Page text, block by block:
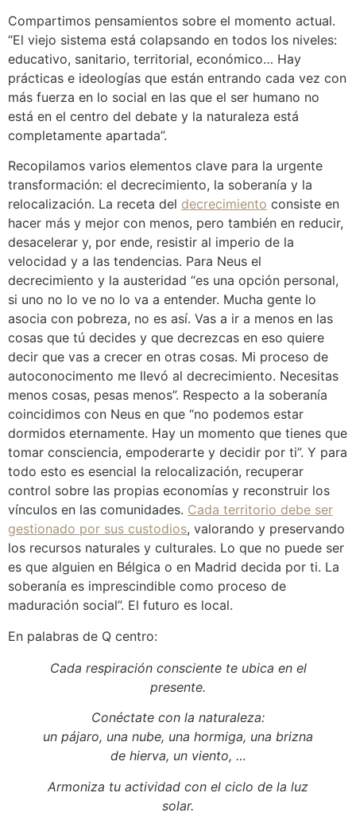
Compartimos pensamientos sobre el momento actual.
“El viejo sistema está colapsando en todos los niveles:
educativo, sanitario, territorial, económico… Hay
prácticas e ideologías que están entrando cada vez con
más fuerza en lo social en las que el ser humano no
está en el centro del debate y la naturaleza está
completamente apartada”.
Recopilamos varios elementos clave para la urgente
transformación: el decrecimiento, la soberanía y la
relocalización. La receta del decrecimiento consiste en
hacer más y mejor con menos, pero también en reducir,
desacelerar y, por ende, resistir al imperio de la
velocidad y a las tendencias. Para Neus el
decrecimiento y la austeridad “es una opción personal,
si uno no lo ve no lo va a entender. Mucha gente lo
asocia con pobreza, no es así. Vas a ir a menos en las
cosas que tú decides y que decrezcas en eso quiere
decir que vas a crecer en otras cosas. Mi proceso de
autoconocimento me llevó al decrecimiento. Necesitas
menos cosas, pesas menos”. Respecto a la soberanía
coincidimos con Neus en que “no podemos estar
dormidos eternamente. Hay un momento que tienes que
tomar consciencia, empoderarte y decidir por ti”. Y para
todo esto es esencial la relocalización, recuperar
control sobre las propias economías y reconstruir los
vínculos en las comunidades. Cada territorio debe ser
gestionado por sus custodios, valorando y preservando
los recursos naturales y culturales. Lo que no puede ser
es que alguien en Bélgica o en Madrid decida por ti. La
soberanía es imprescindible como proceso de
maduración social”. El futuro es local.
En palabras de Q centro:
Cada respiración consciente te ubica en el
presente.
Conéctate con la naturaleza:
un pájaro, una nube, una hormiga, una brizna
de hierva, un viento, …
Armoniza tu actividad con el ciclo de la luz
solar.